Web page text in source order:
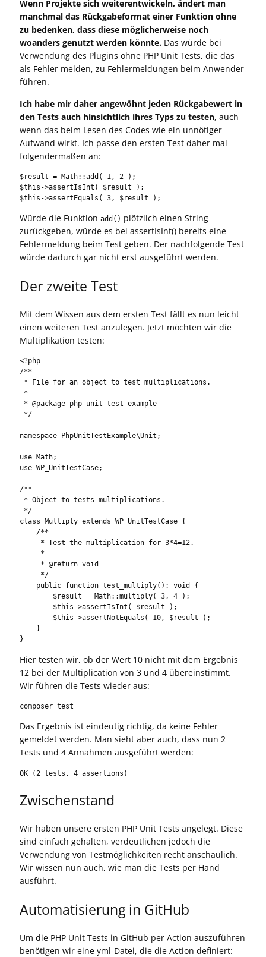
Wenn Projekte sich weiterentwickeln, ändert man
manchmal das Rückgabeformat einer Funktion ohne
zu bedenken, dass diese möglicherweise noch
woanders genutzt werden könnte. Das würde bei
Verwendung des Plugins ohne PHP Unit Tests, die das
als Fehler melden, zu Fehlermeldungen beim Anwender
führen.
Ich habe mir daher angewöhnt jeden Rückgabewert in
den Tests auch hinsichtlich ihres Typs zu testen, auch
wenn das beim Lesen des Codes wie ein unnötiger
Aufwand wirkt. Ich passe den ersten Test daher mal
folgendermaßen an:
$result = Math::add( 1, 2 );
$this->assertIsInt( $result );
$this->assertEquals( 3, $result );
Würde die Funktionadd() plötzlich einen String
zurückgeben, würde es bei assertIsInt() bereits eine
Fehlermeldung beim Test geben. Der nachfolgende Test
würde dadurch gar nicht erst ausgeführt werden.
Der zweite Test
Mit dem Wissen aus dem ersten Test fällt es nun leicht
einen weiteren Test anzulegen. Jetzt möchten wir die
Multiplikation testen:
<?php
/**
namespace PhpUnitTestExample\Unit;
use Math;
use WP_UnitTestCase;
/**
class Multiply extends WP_UnitTestCase {
}
Hier testen wir, ob der Wert 10 nicht mit dem Ergebnis
12 bei der Multiplication von 3 und 4 übereinstimmt.
Wir führen die Tests wieder aus:
composer test
Das Ergebnis ist eindeutig richtig, da keine Fehler
gemeldet werden. Man sieht aber auch, dass nun 2
Tests und 4 Annahmen ausgeführt werden:
OK (2 tests, 4 assertions)
Zwischenstand
Wir haben unsere ersten PHP Unit Tests angelegt. Diese
sind einfach gehalten, verdeutlichen jedoch die
Verwendung von Testmöglichkeiten recht anschaulich.
Wir wissen nun auch, wie man die Tests per Hand
ausführt.
Automatisierung in GitHub
Um die PHP Unit Tests in GitHub per Action auszuführen
benötigen wir eine yml-Datei, die die Action definiert: